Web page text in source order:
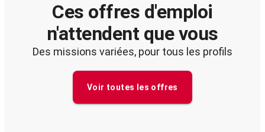
Ces offres d'emploi
n'attendent que vous
Des missions variées, pour tous les profils
Voir toutes les offres